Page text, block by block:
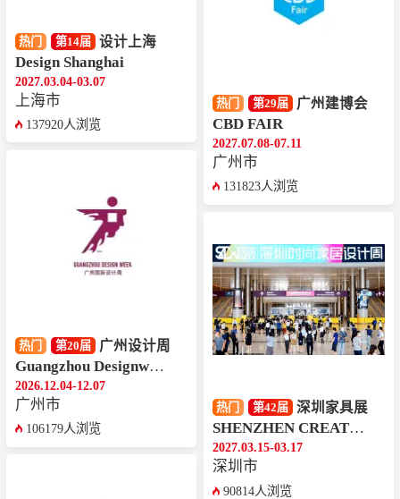
热门 第14届 设计上海
Design Shanghai
2027.03.04-03.07
上海市
137920人浏览
热门 第20届 广州设计周
Guangzhou Designweek
2026.12.04-12.07
广州市
106179人浏览
热门 第29届 广州建博会
CBD FAIR
2027.07.08-07.11
广州市
131823人浏览
热门 第42届 深圳家具展
SHENZHEN CREATIVE WEEK
2027.03.15-03.17
深圳市
90814人浏览